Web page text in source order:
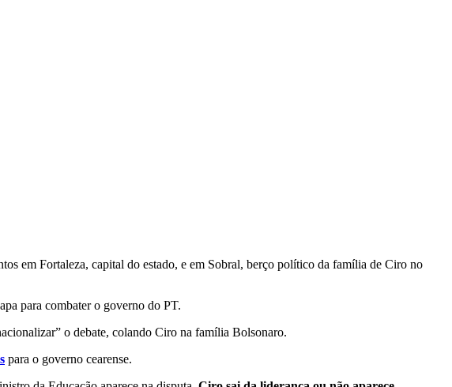
em Fortaleza, capital do estado, e em Sobral, berço político da família de Ciro no
para combater o governo do PT.
o debate, colando Ciro na família Bolsonaro.
para o governo cearense.